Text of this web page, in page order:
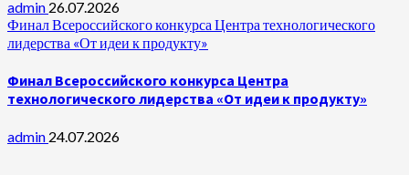
admin 26.07.2026
Финал Всероссийского конкурса Центра технологического
лидерства «От идеи к продукту»
Финал Всероссийского конкурса Центра
технологического лидерства «От идеи к продукту»
admin 24.07.2026